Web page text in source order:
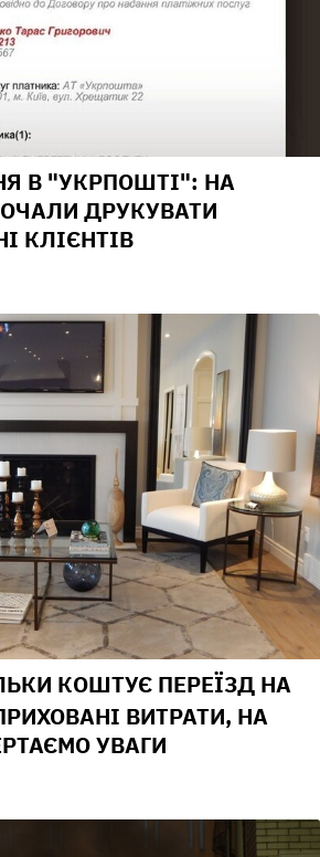
В "УКРПОШТІ": НА
ДРУКУВАТИ
КЛІЄНТІВ
КОШТУЄ ПЕРЕЇЗД НА
ВИТРАТИ, НА
УВАГИ